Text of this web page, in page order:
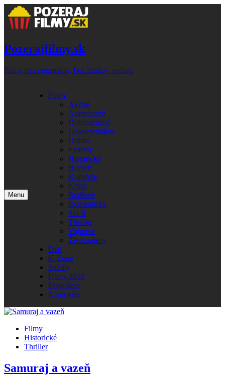
Skip
to
content
Pozerajfilmy.sk
Filmy bez registrácie, bez limitov, online.
Menu
Filmy
Akčné
Animované
Dobrodružné
Dokumentárne
Dráma
Fantasy
Historické
Horory
Komédie
Krimi
Rodinné
Romantické
Sci-fi
Thriller
Vojnové
Životopisný
Deti
K-Zone
Seriály
Filmy 2026
Populárne
Najnovšie
Filmy
Historické
Thriller
Samuraj a vazeň